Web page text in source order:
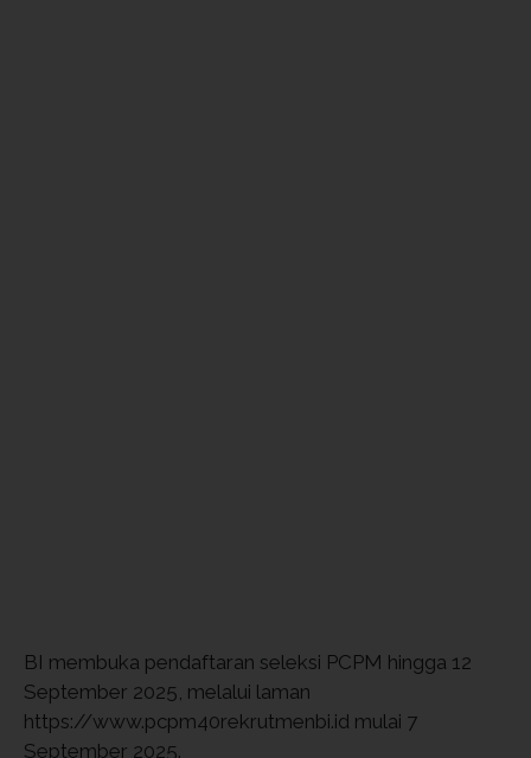
BI membuka pendaftaran seleksi PCPM hingga 12
September 2025, melalui laman
https://www.pcpm40rekrutmenbi.id mulai 7
September 2025.